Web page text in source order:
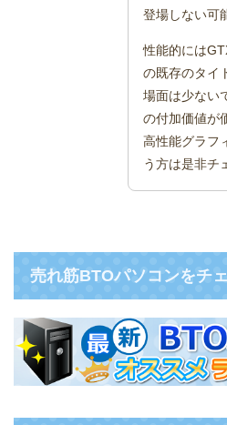
登場しない可
性能的には
の既存のタイ
場面は少ない
の付加価値が
高性能グラフ
う方は是非チ
売れ筋BTOパソコンをチ